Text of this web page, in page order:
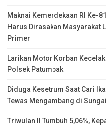
Maknai Kemerdekaan RI Ke-
Harus Dirasakan Masyarakat
Primer
Larikan Motor Korban
Polsek Patumbak
Diduga Kesetrum Saat Cari
Tewas Mengambang di
Triwulan II Tumbuh 5,06%,